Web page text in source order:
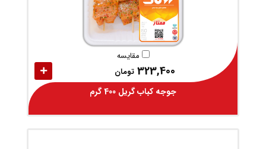
مقایسه
323,400 تومان
جوجه کباب گریل 400 گرم